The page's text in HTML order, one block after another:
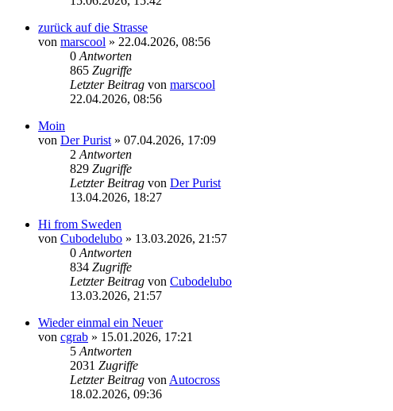
zurück auf die Strasse
von marscool » 22.04.2026, 08:56
0 Antworten
865 Zugriffe
Letzter Beitrag von marscool
22.04.2026, 08:56
Moin
von Der Purist » 07.04.2026, 17:09
2 Antworten
829 Zugriffe
Letzter Beitrag von Der Purist
13.04.2026, 18:27
Hi from Sweden
von Cubodelubo » 13.03.2026, 21:57
0 Antworten
834 Zugriffe
Letzter Beitrag von Cubodelubo
13.03.2026, 21:57
Wieder einmal ein Neuer
von cgrab » 15.01.2026, 17:21
5 Antworten
2031 Zugriffe
Letzter Beitrag von Autocross
18.02.2026, 09:36